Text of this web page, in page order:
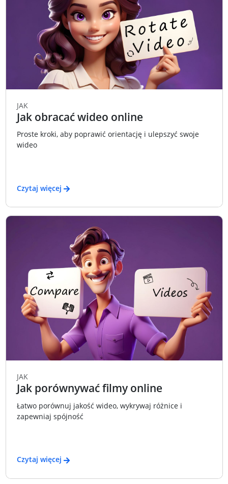
JAK
Jak obracać wideo online
Proste kroki, aby poprawić orientację i ulepszyć swoje
wideo
Czytaj więcej
JAK
Jak porównywać filmy online
Łatwo porównuj jakość wideo, wykrywaj różnice i
zapewniaj spójność
Czytaj więcej